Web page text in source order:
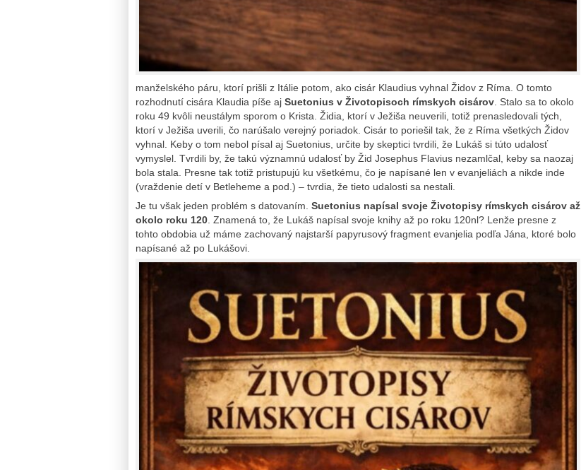
manželského páru, ktorí prišli z Itálie potom, ako cisár Klaudius vyhnal Židov z Ríma. O tomto
rozhodnutí cisára Klaudia píše aj Suetonius v Životopisoch rímskych cisárov . Stalo sa to okolo
roku 49 kvôli neustálym sporom o Krista. Židia, ktorí v Ježiša neuverili, totiž prenasledovali tých,
ktorí v Ježiša uverili, čo narúšalo verejný poriadok. Cisár to poriešil tak, že z Ríma všetkých Židov
vyhnal. Keby o tom nebol písal aj Suetonius, určite by skeptici tvrdili, že Lukáš si túto udalosť
vymyslel. Tvrdili by, že takú významnú udalosť by Žid Josephus Flavius nezamlčal, keby sa naozaj
bola stala. Presne tak totiž pristupujú ku všetkému, čo je napísané len v evanjeliách a nikde inde
(vraždenie detí v Betleheme a pod.) – tvrdia, že tieto udalosti sa nestali.
Je tu však jeden problém s datovaním. Suetonius napísal svoje Životopisy rímskych cisárov až
okolo roku 120 . Znamená to, že Lukáš napísal svoje knihy až po roku 120nl? Lenže presne z
tohto obdobia už máme zachovaný najstarší papyrusový fragment evanjelia podľa Jána, ktoré bolo
napísané až po Lukášovi.